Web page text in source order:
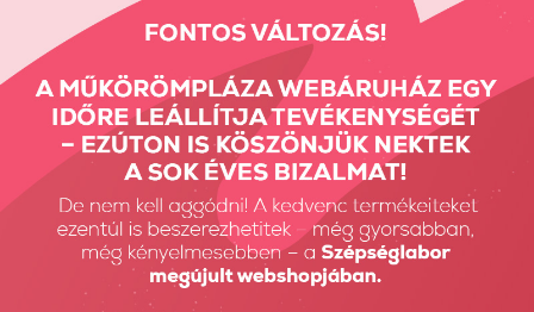
Vissza: Havi akciók
Előző termék Következő termék
Részletes Kereső